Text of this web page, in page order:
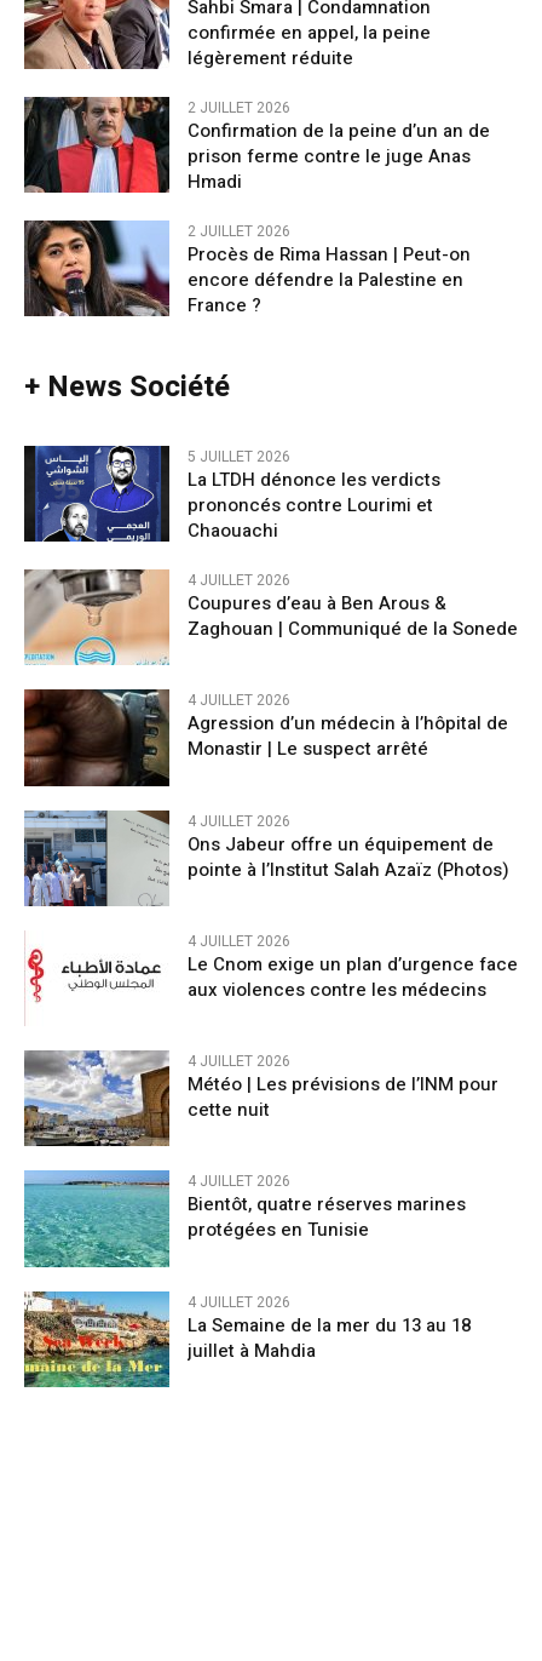
Sahbi Smara | Condamnation
confirmée en appel, la peine
légèrement réduite
2 JUILLET 2026
Confirmation de la peine d’un an de
prison ferme contre le juge Anas
Hmadi
2 JUILLET 2026
Procès de Rima Hassan | Peut-on
encore défendre la Palestine en
France ?
+ News Société
5 JUILLET 2026
La LTDH dénonce les verdicts
prononcés contre Lourimi et
Chaouachi
4 JUILLET 2026
Coupures d’eau à Ben Arous &
Zaghouan | Communiqué de la Sonede
4 JUILLET 2026
Agression d’un médecin à l’hôpital de
Monastir | Le suspect arrêté
4 JUILLET 2026
Ons Jabeur offre un équipement de
pointe à l’Institut Salah Azaïz (Photos)
4 JUILLET 2026
Le Cnom exige un plan d’urgence face
aux violences contre les médecins
4 JUILLET 2026
Météo | Les prévisions de l’INM pour
cette nuit
4 JUILLET 2026
Bientôt, quatre réserves marines
protégées en Tunisie
4 JUILLET 2026
La Semaine de la mer du 13 au 18
juillet à Mahdia